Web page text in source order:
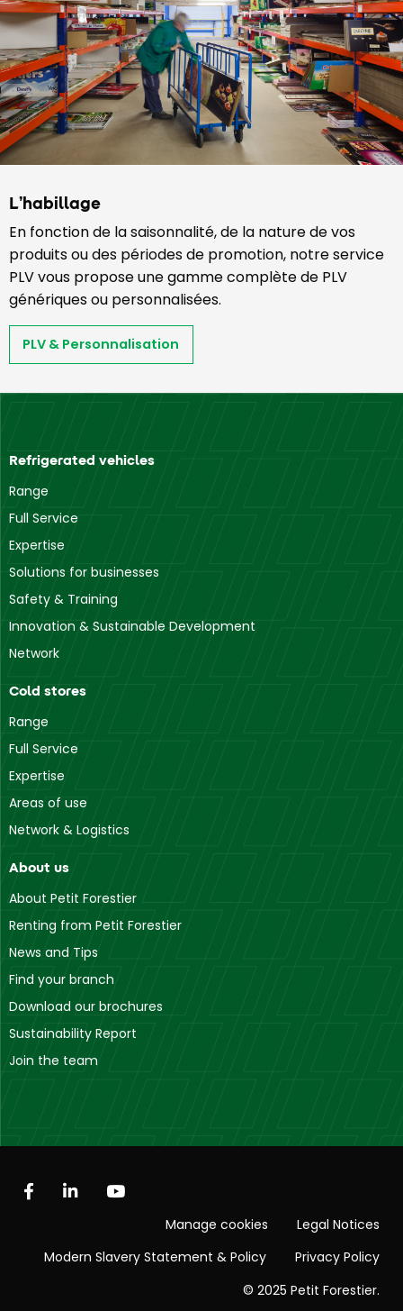
L’habillage
En fonction de la saisonnalité, de la nature de vos
produits ou des périodes de promotion, notre service
PLV vous propose une gamme complète de PLV
génériques ou personnalisées.
PLV & Personnalisation
Refrigerated vehicles
Range
Full Service
Expertise
Solutions for businesses
Safety & Training
Innovation & Sustainable Development
Network
Cold stores
Range
Full Service
Expertise
Areas of use
Network & Logistics
About us
About Petit Forestier
Renting from Petit Forestier
News and Tips
Find your branch
Download our brochures
Sustainability Report
Join the team
Manage cookies
Legal Notices
Modern Slavery Statement & Policy
Privacy Policy
© 2025 Petit Forestier.